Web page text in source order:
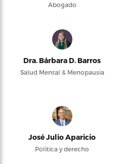
Abogado
Dra. Bárbara D. Barros
Salud Mental & Menopausia
José Julio Aparicio
Política y derecho